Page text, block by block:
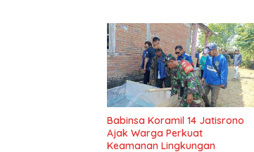
Babinsa Koramil 14 Jatisrono
Ajak Warga Perkuat
Keamanan Lingkungan